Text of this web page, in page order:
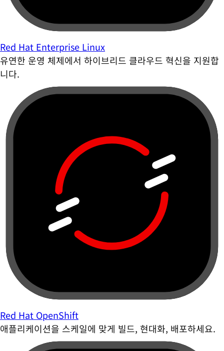
Red Hat Enterprise Linux
유연한 운영 체제에서 하이브리드 클라우드 혁신을 지원합
니다.
Red Hat OpenShift
애플리케이션을 스케일에 맞게 빌드, 현대화, 배포하세요.